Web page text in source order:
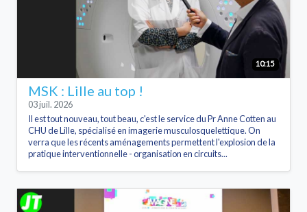
10:15
MSK : Lille au top !
03 juil. 2026
Il est tout nouveau, tout beau, c'est le service du Pr Anne Cotten au
CHU de Lille, spécialisé en imagerie musculosquelettique. On
verra que les récents aménagements permettent l'explosion de la
pratique interventionnelle - organisation en circuits...